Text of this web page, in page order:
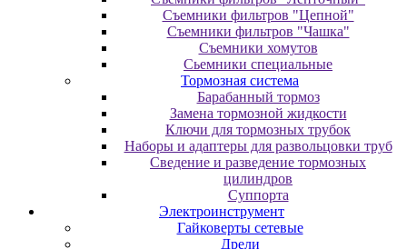
Съемники фильтров "Цепной"
Съемники фильтров "Чашка"
Съемники хомутов
Сьемники специальные
Тормозная система
Барабанный тормоз
Замена тормозной жидкости
Ключи для тормозных трубок
Наборы и адаптеры для развольцовки труб
Сведение и разведение тормозных
цилиндров
Суппорта
Электроинструмент
Гайковерты сетевые
Дрели